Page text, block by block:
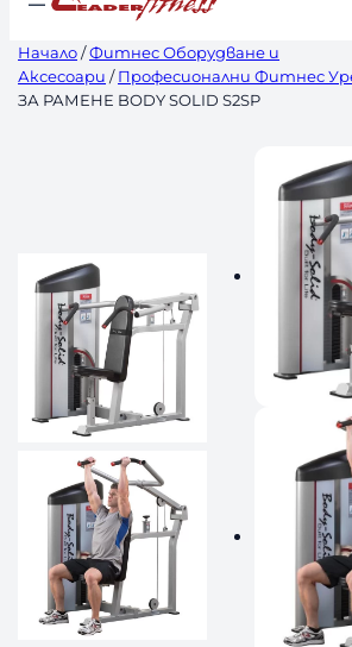
Начало/Фитнес Оборудване и
Аксесоари /Професионални Фитнес
ЗА РАМЕНЕ BODY SOLID S2SP